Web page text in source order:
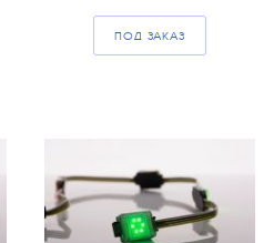
ПОД ЗАКАЗ